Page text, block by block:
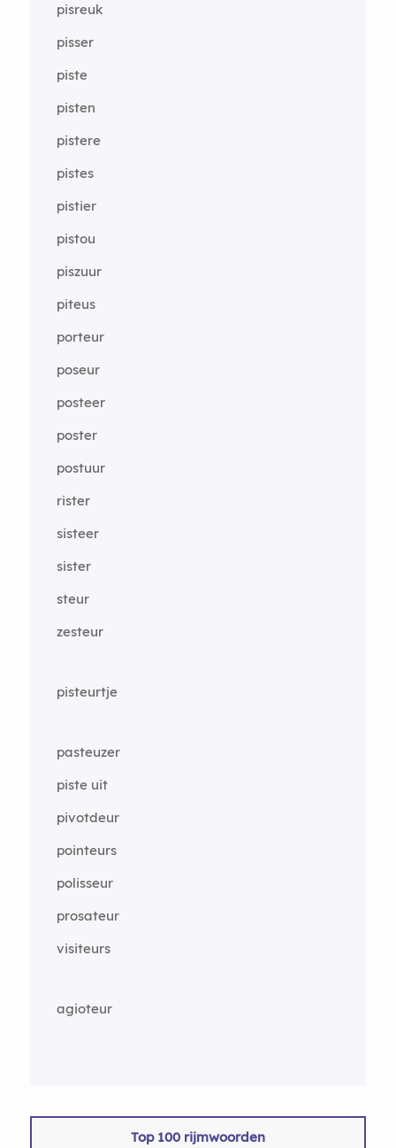
pisreuk
pisser
piste
pisten
pistere
pistes
pistier
pistou
piszuur
piteus
porteur
poseur
posteer
poster
postuur
rister
sisteer
sister
steur
zesteur
pisteurtje
pasteuzer
piste uit
pivotdeur
pointeurs
polisseur
prosateur
visiteurs
agioteur
Top 100 rijmwoorden